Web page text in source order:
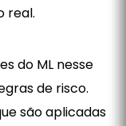
real.
do ML nesse
de risco.
são aplicadas